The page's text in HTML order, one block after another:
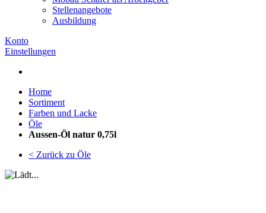
Stellenangebote
Ausbildung
Konto
Einstellungen
Home
Sortiment
Farben und Lacke
Öle
Aussen-Öl natur 0,75l
< Zurück zu Öle